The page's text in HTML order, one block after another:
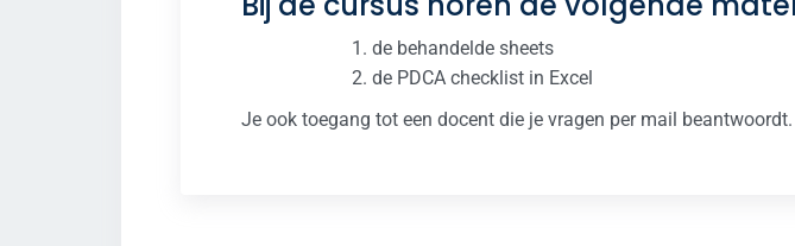
de behandelde sheets
de PDCA checklist in Excel
Je ook toegang tot een docent die je vragen per mail beantwoordt.